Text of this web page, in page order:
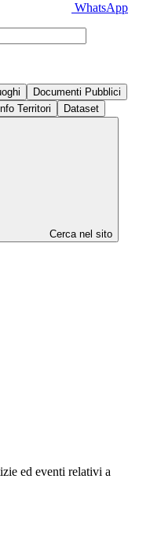
WhatsApp
Documenti Pubblici
Info Territori Dataset
Cerca nel sito
ed eventi relativi a